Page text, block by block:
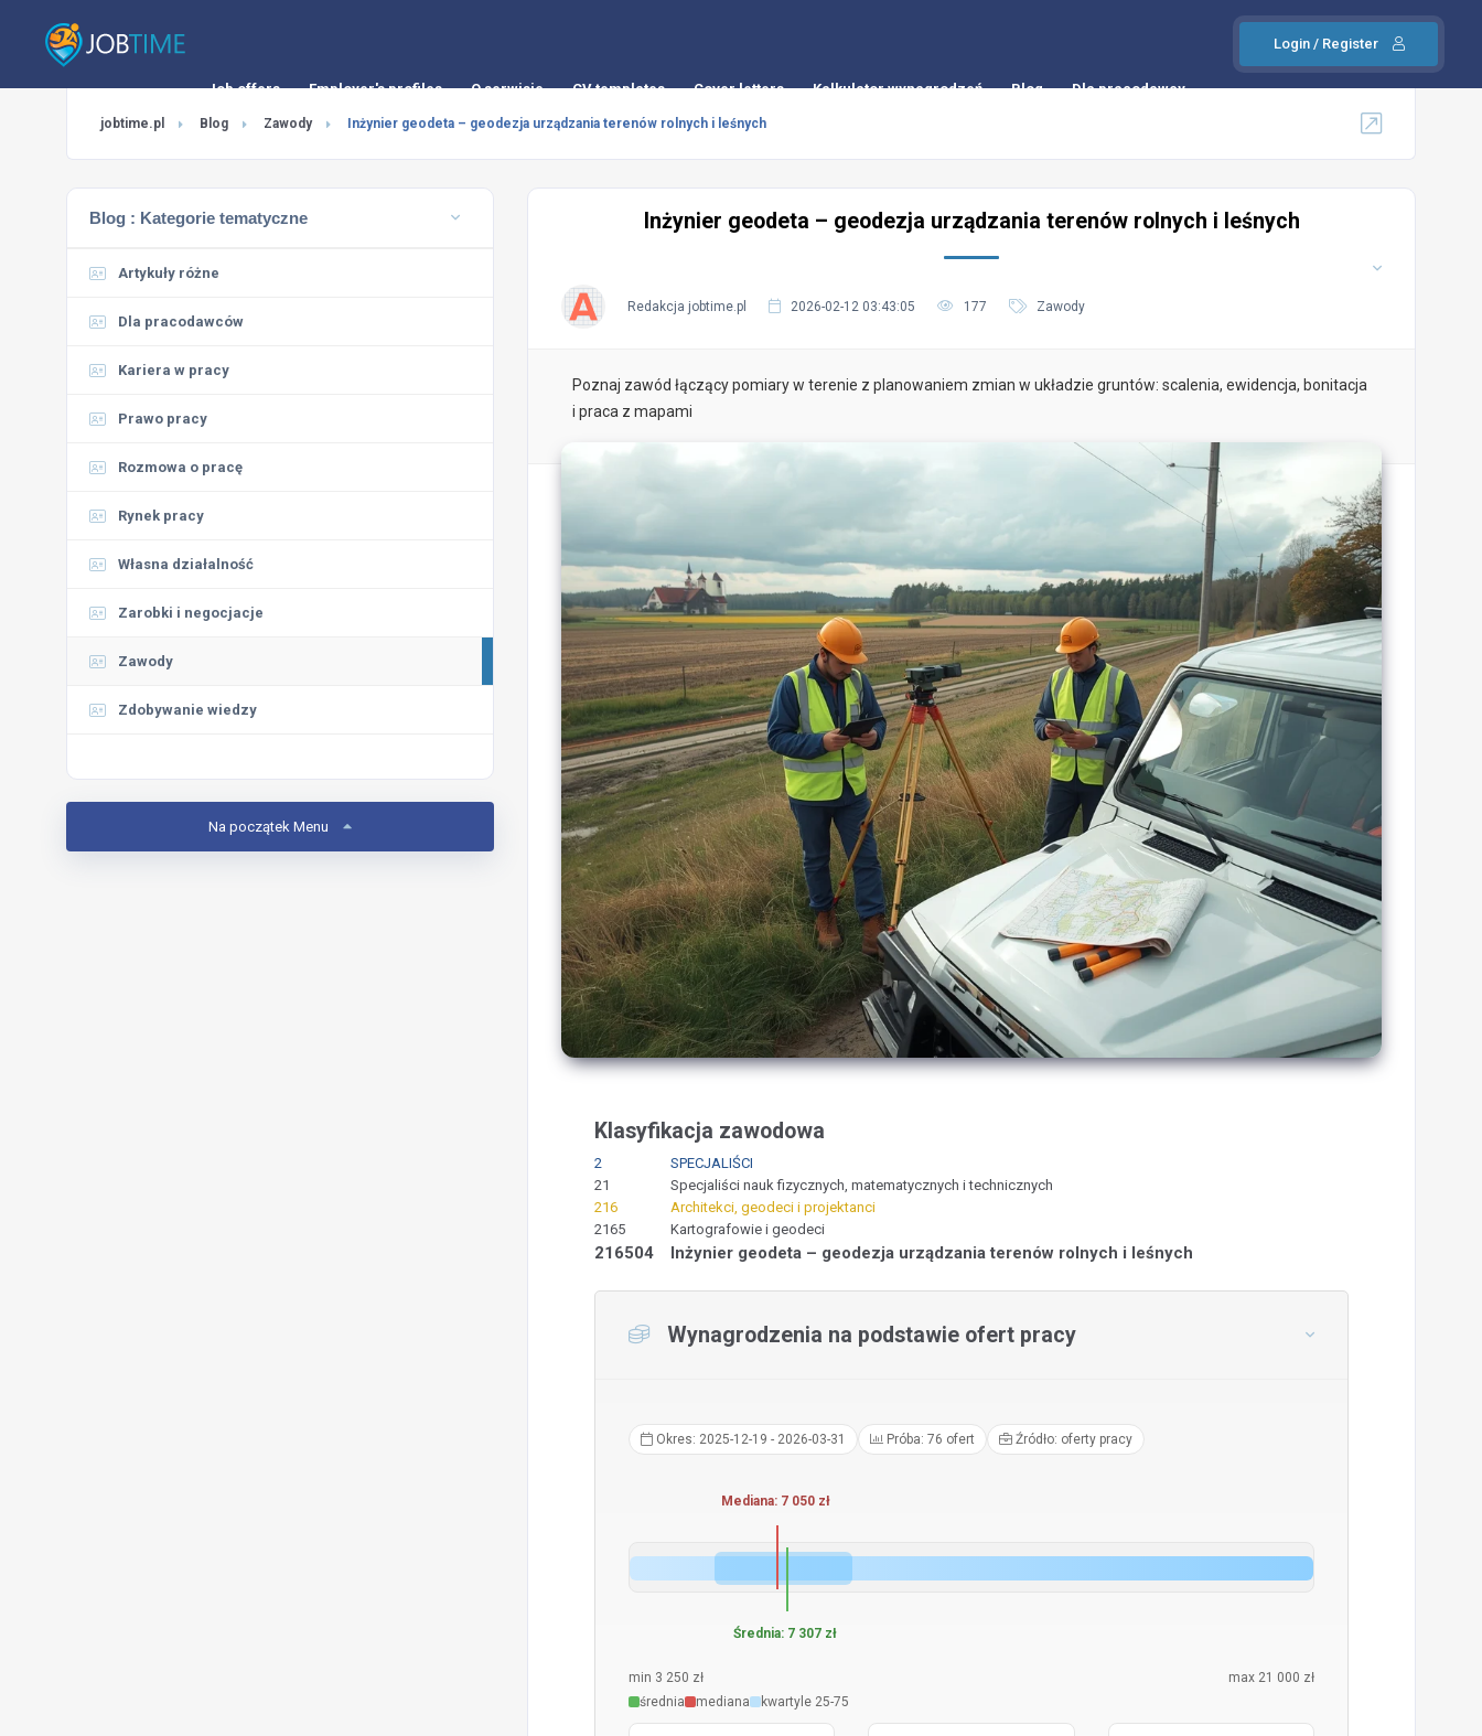
Login / Register
Job offers Employer's profiles O serwisie CV templates Cover letters Kalkulator wynagrodzeń Blog Dla pracodawcy
jobtime.pl Blog Zawody Inżynier geodeta – geodezja urządzania terenów rolnych i leśnych
Blog : Kategorie tematyczne
Artykuły różne
Dla pracodawców
Kariera w pracy
Prawo pracy
Rozmowa o pracę
Rynek pracy
Własna działalność
Zarobki i negocjacje
Zawody
Zdobywanie wiedzy
Na początek Menu
Inżynier geodeta – geodezja urządzania terenów rolnych i leśnych
Redakcja jobtime.pl 2026-02-12 03:43:05 177 Zawody
Poznaj zawód łączący pomiary w terenie z planowaniem zmian w układzie gruntów: scalenia, ewidencja, bonitacja
i praca z mapami
Klasyfikacja zawodowa
2
SPECJALIŚCI
21
Specjaliści nauk fizycznych, matematycznych i technicznych
216
Architekci, geodeci i projektanci
2165
Kartografowie i geodeci
216504 Inżynier geodeta – geodezja urządzania terenów rolnych i leśnych
Wynagrodzenia na podstawie ofert pracy
Okres: 2025-12-19 - 2026-03-31 Próba: 76 ofert Źródło: oferty pracy
Mediana: 7 050 zł
Średnia: 7 307 zł
min 3 250 zł
max 21 000 zł
średnia
mediana kwartyle 25-75